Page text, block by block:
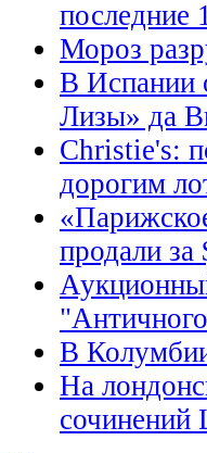
последние
Мороз
В Испании
Лизы» да
Christie's:
дорогим
продали за
В
На
сочинений